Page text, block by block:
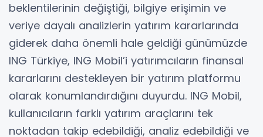
beklentilerinin değiştiği, bilgiye erişimin ve
veriye dayalı analizlerin yatırım kararlarında
giderek daha önemli hale geldiği günümüzde
ING Türkiye, ING Mobil’i yatırımcıların finansal
kararlarını destekleyen bir yatırım platformu
olarak konumlandırdığını duyurdu. ING Mobil,
kullanıcıların farklı yatırım araçlarını tek
noktadan takip edebildiği, analiz edebildiği ve